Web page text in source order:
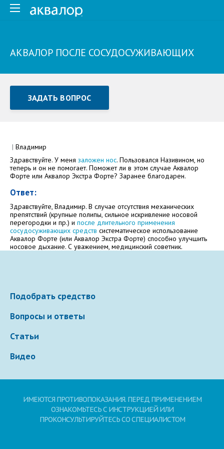
АКВАЛОР ПОСЛЕ СОСУДОСУЖИВАЮЩИХ
ЗАДАТЬ ВОПРОС
Как Вас зовут
Электронная почта
Свернуть
| Владимир
Здравствуйте. У меня заложен нос. Пользовался Називином, но
теперь и он не помогает. Поможет ли в этом случае Аквалор
Форте или Аквалор Экстра Форте? Заранее благодарен.
Ответ:
Здравствуйте, Владимир. В случае отсутствия механических
препятствий (крупные полипы, сильное искривление носовой
перегородки и пр.) и после длительного применения
сосудосуживающих средств систематическое использование
Аквалор Форте (или Аквалор Экстра Форте) способно улучшить
носовое дыхание. С уважением, медицинский советник.
Подобрать средство
Вопросы и ответы
Статьи
Видео
ИМЕЮТСЯ ПРОТИВОПОКАЗАНИЯ. ПЕРЕД ПРИМЕНЕНИЕМ
ОЗНАКОМЬТЕСЬ С ИНСТРУКЦИЕЙ ИЛИ
ПРОКОНСУЛЬТИРУЙТЕСЬ СО СПЕЦИАЛИСТОМ